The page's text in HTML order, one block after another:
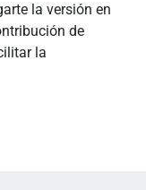
la versión en
de
la